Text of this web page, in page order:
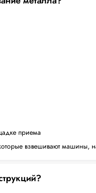
приема
взвешивают машины,